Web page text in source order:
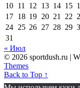
10 11 12 13 14 15
17 18 19 20 21 22
24 25 26 27 28 29
31
« Июл
© 2026 sportdush.ru |
Themes
Back to Top ↑